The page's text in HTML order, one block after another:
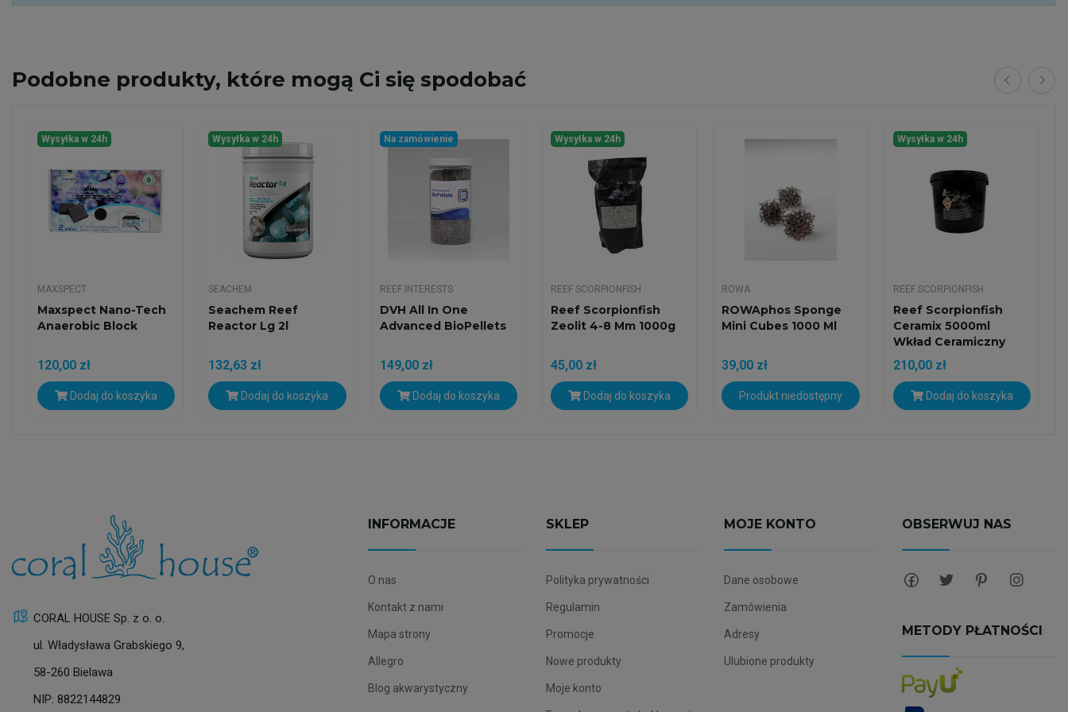
Podobne produkty, które mogą Ci się spodobać
Wysyłka w 24h
MAXSPECT
Maxspect Nano-Tech
Anaerobic Block
120,00 zł
Dodaj do koszyka
Wysyłka w 24h
SEACHEM
Seachem Reef
Reactor Lg 2l
132,63 zł
Dodaj do koszyka
Na zamówienie
REEF INTERESTS
DVH All In One
Advanced BioPellets
149,00 zł
Dodaj do koszyka
Wysyłka w 24h
REEF SCORPIONFISH
Reef Scorpionfish
Zeolit 4-8 Mm 1000g
45,00 zł
Dodaj do koszyka
ROWA
ROWAphos Sponge
Mini Cubes 1000 Ml
39,00 zł
Produkt niedostępny
Wysyłka w 24h
REEF SCORPIONFISH
Reef Scorpionfish
Ceramix 5000ml
Wkład Ceramiczny
210,00 zł
Dodaj do koszyka
CORAL HOUSE Sp. z o. o.
ul. Władysława Grabskiego 9,
58-260 Bielawa
NIP: 8822144829
INFORMACJE
O nas
Kontakt z nami
Mapa strony
Allegro
Blog akwarystyczny
SKLEP
Polityka prywatności
Regulamin
Promocje
Nowe produkty
Moje konto
MOJE KONTO
Dane osobowe
Zamówienia
Adresy
Ulubione produkty
OBSERWUJ NAS
METODY PŁATNOŚCI